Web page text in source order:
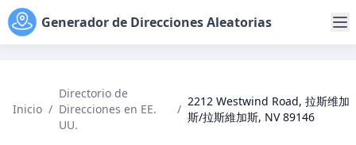
Generador de Direcciones Aleatorias
Inicio /
Directorio de
Direcciones en EE.
UU.
/
2212 Westwind Road, 拉斯维加
斯/拉斯維加斯, NV 89146